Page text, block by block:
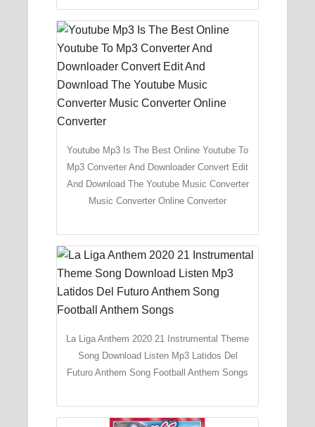
Youtube Mp3 Is The Best Online Youtube To
Mp3 Converter And Downloader Convert Edit
And Download The Youtube Music Converter
Music Converter Online Converter
La Liga Anthem 2020 21 Instrumental Theme
Song Download Listen Mp3 Latidos Del
Futuro Anthem Song Football Anthem Songs